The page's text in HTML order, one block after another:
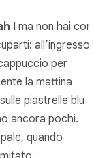
I ma non hai con
all’ingresso
per
la mattina
piastrelle blu
ancora pochi.
quando